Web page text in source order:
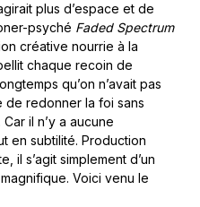
plus d’espace et de
psyché Faded Spectrum
créative nourrie à la
chaque recoin de
qu’on n’avait pas
de redonner la foi sans
il n’y a aucune
en subtilité. Production
il s’agit simplement d’un
Voici venu le